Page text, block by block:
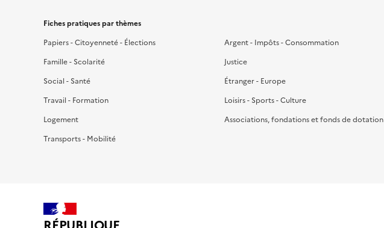
Fiches pratiques par thèmes
Papiers - Citoyenneté - Élections
Famille - Scolarité
Social - Santé
Travail - Formation
Logement
Transports - Mobilité
Argent - Impôts - Consommation
Justice
Étranger - Europe
Loisirs - Sports - Culture
Associations, fondations et fonds de dotation